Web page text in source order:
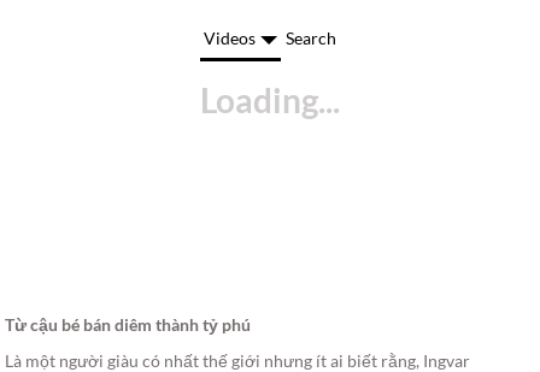
Videos Search
Từ cậu bé bán diêm thành tỷ phú
Là một người giàu có nhất thế giới nhưng ít ai biết rằng, Ingvar